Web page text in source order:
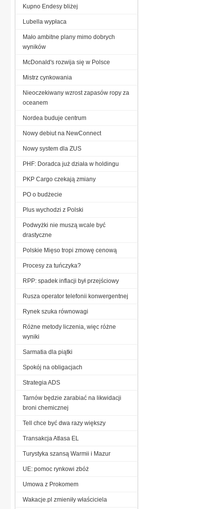
Kupno Endesy bliżej
Lubella wypłaca
Mało ambitne plany mimo dobrych
wyników
McDonald's rozwija się w Polsce
Mistrz cynkowania
Nieoczekiwany wzrost zapasów ropy za
oceanem
Nordea buduje centrum
Nowy debiut na NewConnect
Nowy system dla ZUS
PHF: Doradca już działa w holdingu
PKP Cargo czekają zmiany
PO o budżecie
Plus wychodzi z Polski
Podwyżki nie muszą wcale być
drastyczne
Polskie Mięso tropi zmowę cenową
Procesy za tuńczyka?
RPP: spadek inflacji był przejściowy
Rusza operator telefonii konwergentnej
Rynek szuka równowagi
Różne metody liczenia, więc różne
wyniki
Sarmatia dla piątki
Spokój na obligacjach
Strategia ADS
Tarnów będzie zarabiać na likwidacji
broni chemicznej
Tell chce być dwa razy większy
Transakcja Atlasa EL
Turystyka szansą Warmii i Mazur
UE: pomoc rynkowi zbóż
Umowa z Prokomem
Wakacje.pl zmieniły właściciela